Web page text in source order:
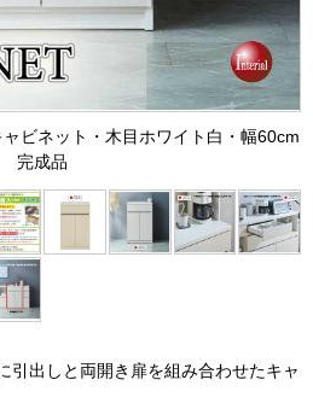
ビネット・木目ホワイト白・幅60cm
完成品
引出しと両開き扉を組み合わせたキャ